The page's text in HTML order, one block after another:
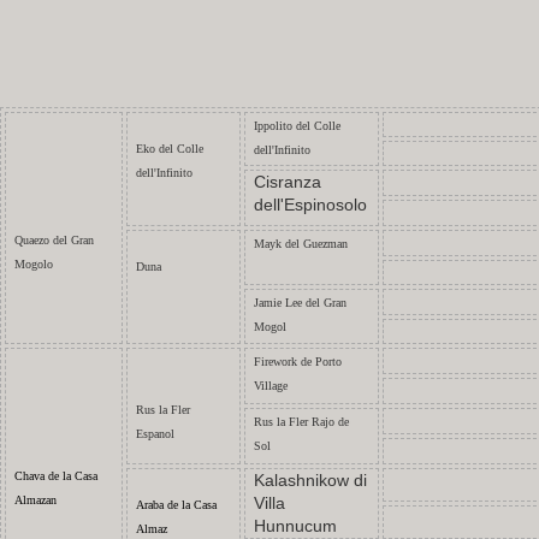
Quaezo del Gran
Mogolo
Eko del Colle
dell'Infinito
Ippolito del Colle
dell'Infinito
Cisranza
dell'Espinosolo
Duna
Mayk del Guezman
Jamie Lee del Gran
Mogol
Chava de la Casa
Almazan
Rus la Fler
Espanol
Firework de Porto
Village
Rus la Fler Rajo de
Sol
Araba de la Casa
Almaz
Kalashnikow di
Villa
Hunnucum